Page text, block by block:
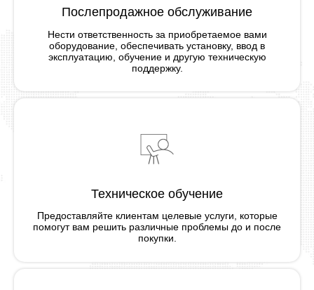
Послепродажное обслуживание
Нести ответственность за приобретаемое вами
оборудование, обеспечивать установку, ввод в
эксплуатацию, обучение и другую техническую
поддержку.
Техническое обучение
Предоставляйте клиентам целевые услуги, которые
помогут вам решить различные проблемы до и после
покупки.